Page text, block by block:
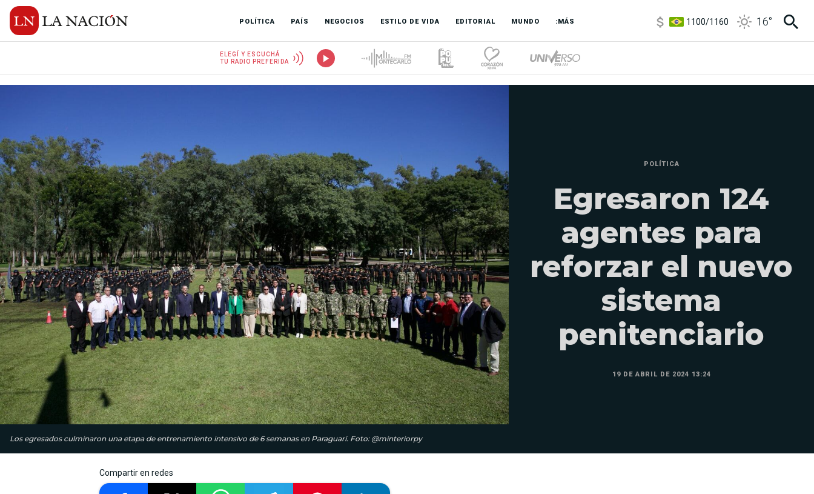
POLÍTICA PAÍS NEGOCIOS ESTILO DE VIDA EDITORIAL MUNDO :MÁS
3,8/4
16°
ELEGÍ Y ESCUCHÁ
TU RADIO PREFERIDA
Los egresados culminaron una etapa de entrenamiento intensivo de 6 semanas en Paraguarí. Foto: @minteriorpy
POLÍTICA
Egresaron 124
agentes para
reforzar el nuevo
sistema
penitenciario
19 DE ABRIL DE 2024 13:24
Compartir en redes